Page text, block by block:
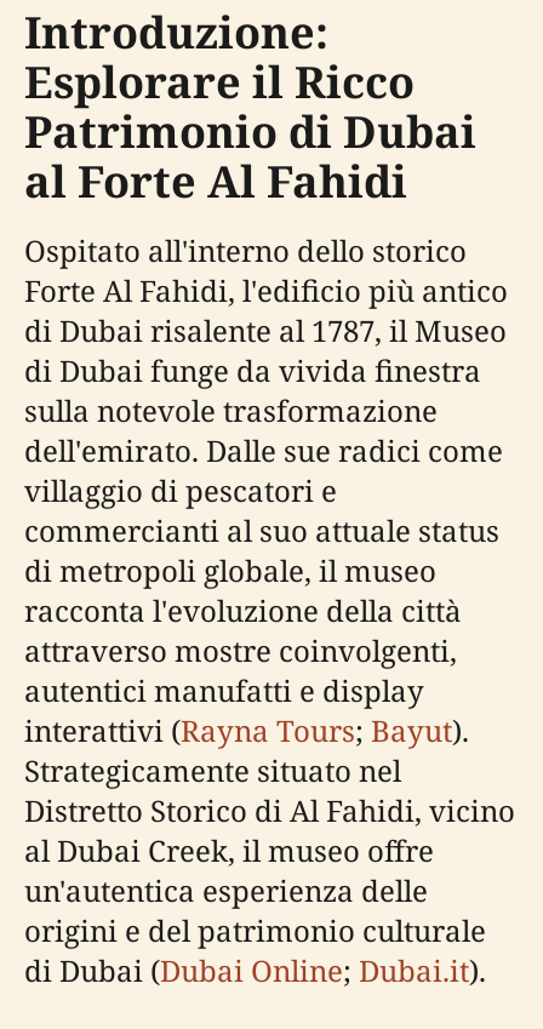
Introduzione:
Esplorare il Ricco
Patrimonio di Dubai
al Forte Al Fahidi
Ospitato all'interno dello storico
Forte Al Fahidi, l'edificio più antico
di Dubai risalente al 1787, il Museo
di Dubai funge da vivida finestra
sulla notevole trasformazione
dell'emirato. Dalle sue radici come
villaggio di pescatori e
commercianti al suo attuale status
di metropoli globale, il museo
racconta l'evoluzione della città
attraverso mostre coinvolgenti,
autentici manufatti e display
interattivi (Rayna Tours; Bayut).
Strategicamente situato nel
Distretto Storico di Al Fahidi, vicino
al Dubai Creek, il museo offre
un'autentica esperienza delle
origini e del patrimonio culturale
di Dubai (Dubai Online; Dubai.it).